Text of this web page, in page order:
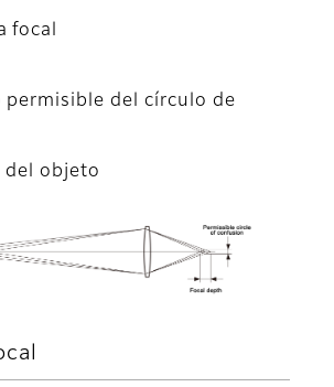
focal
permisible del círculo de
del objeto